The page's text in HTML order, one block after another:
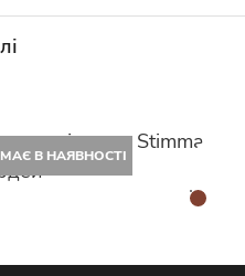
В НАЯВНОСТІ
спідниця Stimma